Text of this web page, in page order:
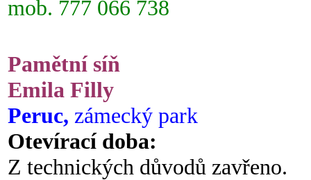
mob. 777 066 738
Pamětní síň
Emila Filly
Peruc, zámecký park
Otevírací doba:
Z technických důvodů zavřeno.